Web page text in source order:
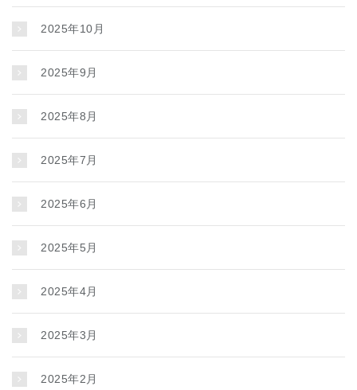
2025年10月
2025年9月
2025年8月
2025年7月
2025年6月
2025年5月
2025年4月
2025年3月
2025年2月